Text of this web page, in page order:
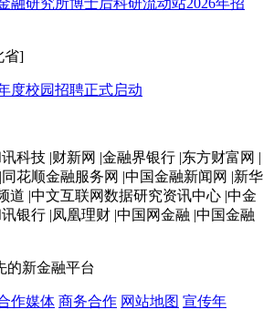
省]
度校园招聘正式启动
科技 |财新网 |金融界银行 |东方财富网 |
花顺金融服务网 |中国金融新闻网 |新华
道 |中文互联网数据研究资讯中心 |中金
银行 |凤凰理财 |中国网金融 |中国金融
的新金融平台
作媒体 商务合作 网站地图 宣传年